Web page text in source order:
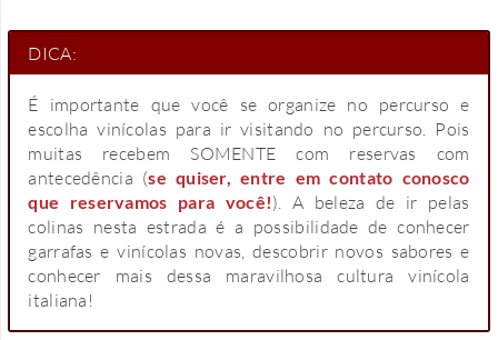
DICA:
É importante que você se organize no percurso e
escolha vinícolas para ir visitando no percurso. Pois
muitas recebem SOMENTE com reservas com
antecedência (se quiser, entre em contato conosco
que reservamos para você!). A beleza de ir pelas
colinas nesta estrada é a possibilidade de conhecer
garrafas e vinícolas novas, descobrir novos sabores e
conhecer mais dessa maravilhosa cultura vinícola
italiana!